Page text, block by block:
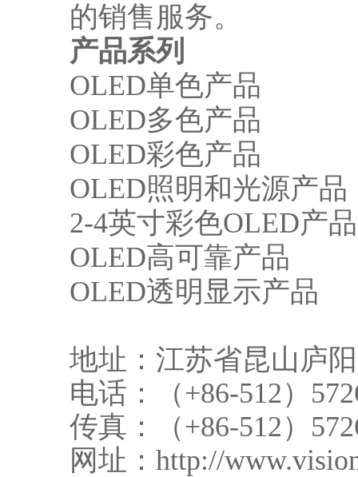
的销售服务。
产品系列
OLED单色产品
OLED多色产品
OLED彩色产品
OLED照明和光源产品
2-4英寸彩色OLED产品
OLED高可靠产品
OLED透明显示产品
地址：江苏省昆山庐
电话：（+86-512）
传真：（+86-512）
网址：http://